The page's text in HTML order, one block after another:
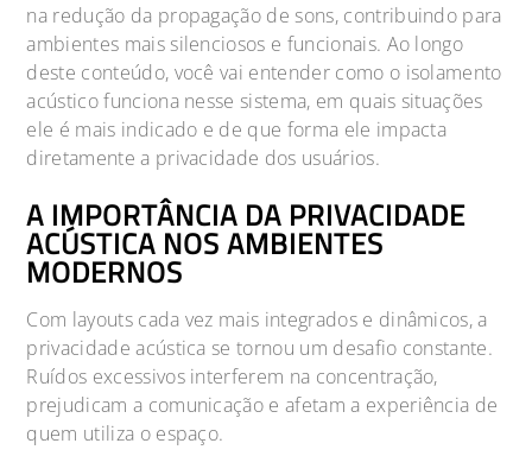
na redução da propagação de sons, contribuindo para
ambientes mais silenciosos e funcionais. Ao longo
deste conteúdo, você vai entender como o isolamento
acústico funciona nesse sistema, em quais situações
ele é mais indicado e de que forma ele impacta
diretamente a privacidade dos usuários.
A IMPORTÂNCIA DA PRIVACIDADE
ACÚSTICA NOS AMBIENTES
MODERNOS
Com layouts cada vez mais integrados e dinâmicos, a
privacidade acústica se tornou um desafio constante.
Ruídos excessivos interferem na concentração,
prejudicam a comunicação e afetam a experiência de
quem utiliza o espaço.